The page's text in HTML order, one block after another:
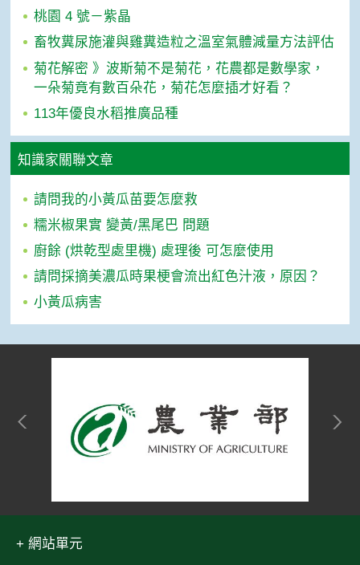
桃園 4 號－紫晶
畜牧糞尿施灌與雞糞造粒之溫室氣體減量方法評估
菊花解密 》波斯菊不是菊花，花農都是數學家，
一朵菊竟有數百朵花，菊花怎麼插才好看？
113年優良水稻推廣品種
知識家關聯文章
請問我的小黃瓜苗要怎麼救
糯米椒果實 變黃/黑尾巴 問題
廚餘 (烘乾型處里機) 處理後 可怎麼使用
請問採摘美濃瓜時果梗會流出紅色汁液，原因？
小黃瓜病害
網站單元